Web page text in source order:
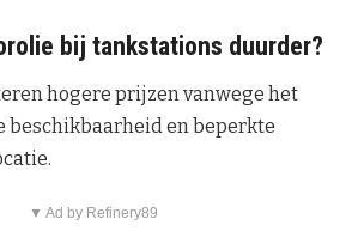
bij tankstations duurder?
hogere prijzen vanwege het
beschikbaarheid en beperkte
▼ Ad by Refinery89